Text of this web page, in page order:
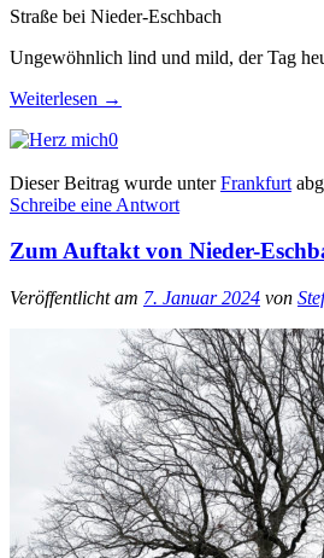
Straße bei Nieder-Eschbach
Ungewöhnlich lind und mild, der Tag
Weiterlesen →
0
Dieser Beitrag wurde unterFrankfurt
Schreibe eine Antwort
Zum Auftakt von Nieder-
Veröffentlicht am 7. Januar 2024 von